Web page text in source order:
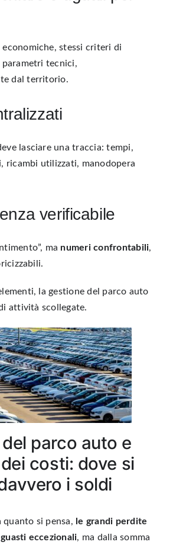
economiche, stessi criteri di
tecnici,
dal territorio.
lasciare una traccia: tempi,
ricambi utilizzati, manodopera
verificabile
ma numeri confrontabili,
la gestione del parco auto
attività scollegate.
parco auto e
costi: dove si
i soldi
si pensa, le grandi perdite
eccezionali, ma dalla somma